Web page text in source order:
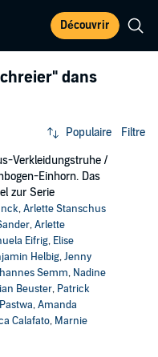
Découvrir
dans
Populaire Filtre
Verkleidungstruhe /
Einhorn. Das
zur Serie
,Arlette Stanschus
,Arlette
Eifrig, Elise
Helbig,Jenny
Semm, Nadine
Beuster, Patrick
,Amanda
Calafato, Marnie